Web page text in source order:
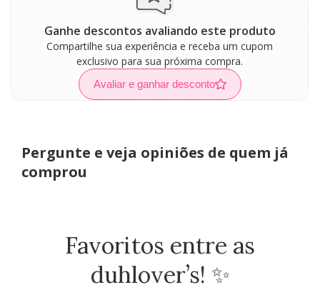
Ganhe descontos avaliando este produto
Compartilhe sua experiência e receba um cupom
exclusivo para sua próxima compra.
Avaliar e ganhar desconto
Pergunte e veja opiniões de quem já
comprou
Favoritos entre as
duhlover’s! ✨